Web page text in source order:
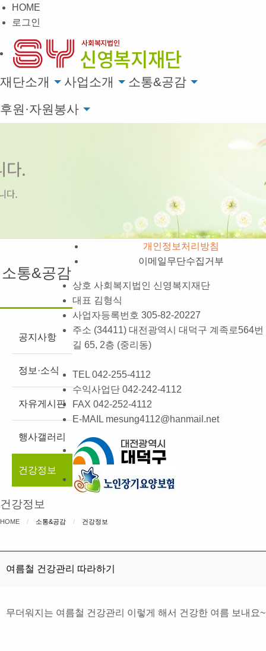
HOME
로그인
재단소개 사업소개
소통&공감
후원·자원봉사
소통&공감
공지사항
정보·소식
자유게시판
행사갤러리
건강정보
건강정보
HOME 소통&공감 CURRENT:
건강정보
여름철 건강관리 따라하기
무더워지는 여름철 건강관리 이렇게 해서 건강한 여름 보내요
개인정보처리방침
이메일무단수집거부
상호 사회복지법인 신영복지재단
대표 김형식
사업자등록번호 305-82-20227
주소 (34411) 대전광역시 대덕구 계족로564번
길 65, 2층 (중리동)
TEL 042-255-4112
수익사업단 042-242-4112
FAX 042-252-4112
E-MAIL mesung4112@hanmail.net